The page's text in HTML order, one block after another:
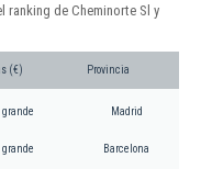
de Cheminorte Sl y
(€) Provincia
grande Madrid
grande Barcelona